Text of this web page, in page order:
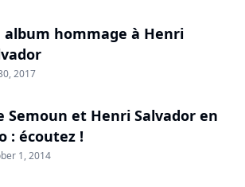
album hommage à Henri
2017
Semoun et Henri Salvador en
: écoutez !
1, 2014